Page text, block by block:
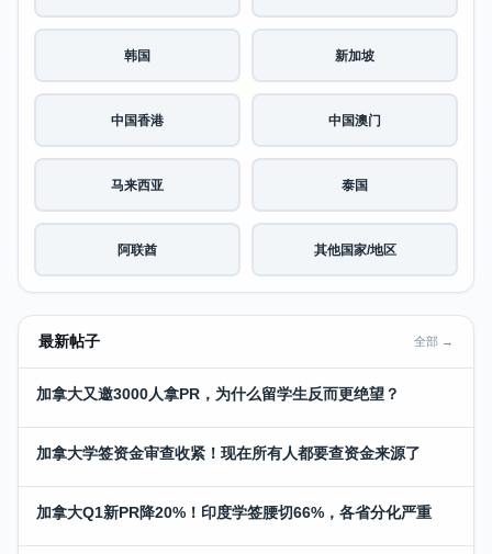
韩国 新加坡
中国香港 中国澳门
马来西亚 泰国
阿联酋 其他国家/地区
最新帖子 全部 →
加拿大又邀3000人拿PR，为什么留学生反而更绝望？
加拿大学签资金审查收紧！现在所有人都要查资金来源了
加拿大Q1新PR降20%！印度学签腰切66%，各省分化严重